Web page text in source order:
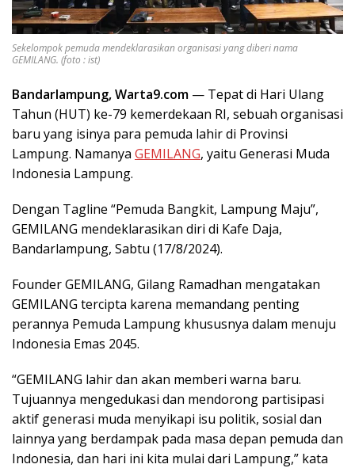
Sekelompok pemuda mendeklarasikan organisasi yang diberi nama
GEMILANG. (foto : ist)
Bandarlampung, Warta9.com — Tepat di Hari Ulang
Tahun (HUT) ke-79 kemerdekaan RI, sebuah organisasi
baru yang isinya para pemuda lahir di Provinsi
Lampung. Namanya GEMILANG, yaitu Generasi Muda
Indonesia Lampung.
Dengan Tagline “Pemuda Bangkit, Lampung Maju”,
GEMILANG mendeklarasikan diri di Kafe Daja,
Bandarlampung, Sabtu (17/8/2024).
Founder GEMILANG, Gilang Ramadhan mengatakan
GEMILANG tercipta karena memandang penting
perannya Pemuda Lampung khususnya dalam menuju
Indonesia Emas 2045.
“GEMILANG lahir dan akan memberi warna baru.
Tujuannya mengedukasi dan mendorong partisipasi
aktif generasi muda menyikapi isu politik, sosial dan
lainnya yang berdampak pada masa depan pemuda dan
Indonesia, dan hari ini kita mulai dari Lampung,” kata